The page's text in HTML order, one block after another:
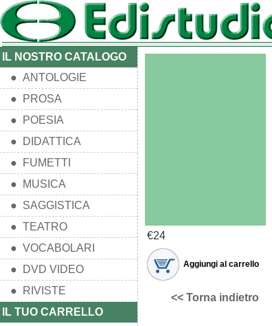
IL NOSTRO CATALOGO
● ANTOLOGIE
● PROSA
● POESIA
● DIDATTICA
● FUMETTI
● MUSICA
● SAGGISTICA
● TEATRO
● VOCABOLARI
● DVD VIDEO
● RIVISTE
IL TUO CARRELLO
€24
Aggiungi al carrello
<< Torna indietro